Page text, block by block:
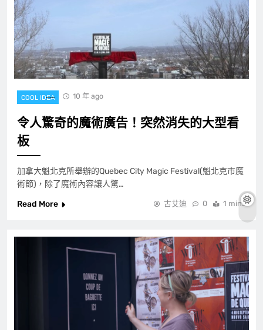
COOL IDEA 10 年 ago
令人驚奇的魔術廣告！突然消失的大型看
板
加拿大魁北克所舉辦的Quebec City Magic Festival(魁北克市魔
術節)，除了魔術內容讓人驚…
Read More
古艾迪 0 1 mins